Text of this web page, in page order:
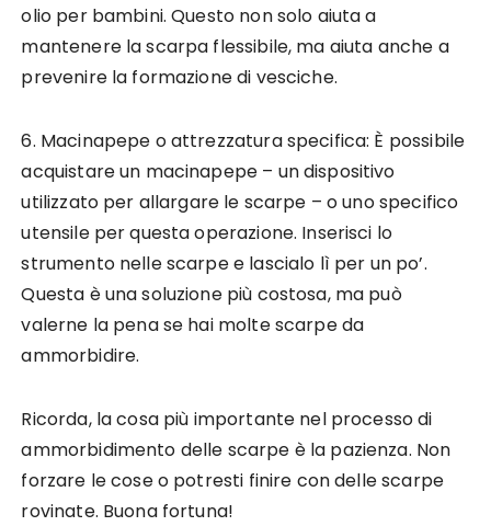
olio per bambini. Questo non solo aiuta a
mantenere la scarpa flessibile, ma aiuta anche a
prevenire la formazione di vesciche.
6. Macinapepe o attrezzatura specifica: È possibile
acquistare un macinapepe – un dispositivo
utilizzato per allargare le scarpe – o uno specifico
utensile per questa operazione. Inserisci lo
strumento nelle scarpe e lascialo lì per un po’.
Questa è una soluzione più costosa, ma può
valerne la pena se hai molte scarpe da
ammorbidire.
Ricorda, la cosa più importante nel processo di
ammorbidimento delle scarpe è la pazienza. Non
forzare le cose o potresti finire con delle scarpe
rovinate. Buona fortuna!